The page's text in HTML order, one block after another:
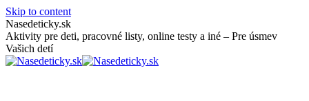
Skip to content
Nasedeticky.sk
Aktivity pre deti, pracovné listy, online testy a iné – Pre úsmev
Vašich detí